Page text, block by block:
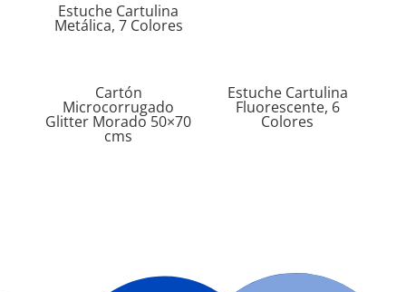
Estuche Cartulina
Metálica, 7 Colores
Cartón
Microcorrugado
Glitter Morado 50×70
cms
Estuche Cartulina
Fluorescente, 6
Colores